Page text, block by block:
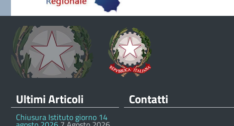
Ultimi Articoli
Chiusura Istituto giorno 14
Contatti